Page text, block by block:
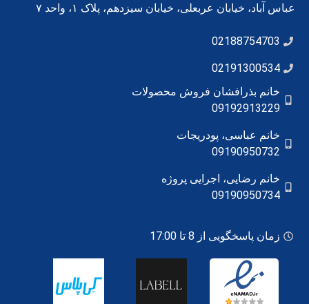
عباس آباد، خیابان عربعلی، خیابان سیزدهم، پلاک ۱، واحد ۷
02188754703
02191300534
خانم بذرافشان فروش محصولات
09192913229
خانم عباسی، پودریجات
09190950732
خانم رضایی، اجرایی پروژه
09190950734
زمان پاسخگویی از 8 تا 17:00